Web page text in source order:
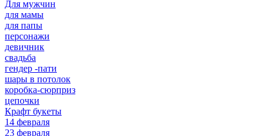
Для мужчин
для мамы
для папы
персонажи
девичник
свадьба
гендер -пати
шары в потолок
коробка-сюрприз
цепочки
Крафт букеты
14 февраля
23 февраля